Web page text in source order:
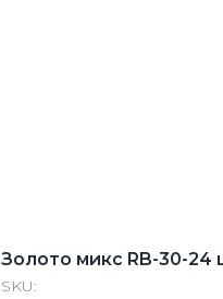
Золото микс RB-30-24
SKU: